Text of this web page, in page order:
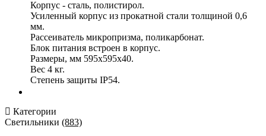
Корпус - сталь, полистирол.
Усиленный корпус из прокатной стали толщиной 0,6
мм.
Рассеиватель микропризма, поликарбонат.
Блок питания встроен в корпус.
Размеры, мм 595х595х40.
Вес 4 кг.
Степень защиты IP54.
Категории
Светильники (883)